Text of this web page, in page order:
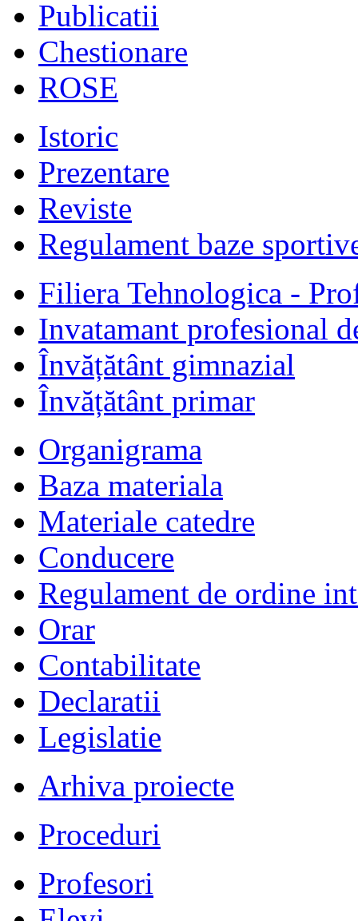
Publicatii
Chestionare
ROSE
Istoric
Prezentare
Reviste
Regulament baze
Filiera Tehnologica -
Invatamant profesional
Învățătânt gimnazial
Învățătânt primar
Organigrama
Baza materiala
Materiale catedre
Conducere
Regulament de ordine
Orar
Contabilitate
Declaratii
Legislatie
Arhiva proiecte
Proceduri
Profesori